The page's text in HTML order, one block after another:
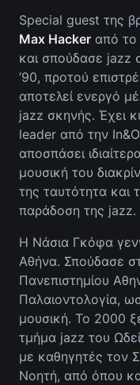
Special guest της
Max Hacker από το
και σπούδασε jazz
’90, προτού
αποτελεί ενεργό
jazz σκηνής. Έχει
leader από την
αποσπάσει
μουσική του
της ταυτότητα και
παράδοση της jazz.
Η Νάσια Γκόφα
Αθήνα. Σπούδασε
Πανεπιστημίου
Παλαιοντολογία,
μουσική. Το 2000
τμήμα jazz του
με καθηγητές τον
Νοητή, από όπου